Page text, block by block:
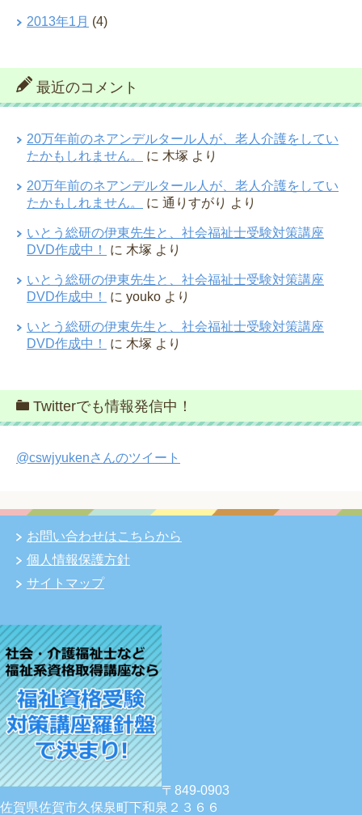
2013年1月 (4)
最近のコメント
20万年前のネアンデルタール人が、老人介護をしてい
たかもしれません。
に 木塚 より
20万年前のネアンデルタール人が、老人介護をしてい
たかもしれません。
に 通りすがり より
いとう総研の伊東先生と、社会福祉士受験対策講座
DVD作成中！
に 木塚 より
いとう総研の伊東先生と、社会福祉士受験対策講座
DVD作成中！
に youko より
いとう総研の伊東先生と、社会福祉士受験対策講座
DVD作成中！
に 木塚 より
Twitterでも情報発信中！
@cswjyukenさんのツイート
お問い合わせはこちらから
個人情報保護方針
サイトマップ
〒849-0903
佐賀県佐賀市久保泉町下和泉２３６６